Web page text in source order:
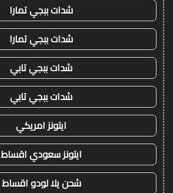
شدات ببجي تمارا
شدات ببجي تمارا
شدات ببجي تابي
شدات ببجي تابي
ايتونز امريكي
ايتونز سعودي اقساط
شحن يلا لودو اقساط